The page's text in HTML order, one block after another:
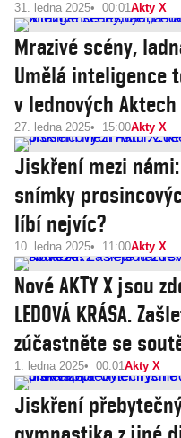
31. ledna 2025 00:01Akty X
Mrazivé scény,
Umělá inteligence
v lednových Aktech
27. ledna 2025 15:00Akty X
Jiskření mezi
snímky
líbí nejvíc?
10. ledna 2025 11:00Akty X
Nové AKTY X jsou
LEDOVÁ KRÁSA.
zúčastněte se
1. ledna 2025 00:01Akty X
Jiskření